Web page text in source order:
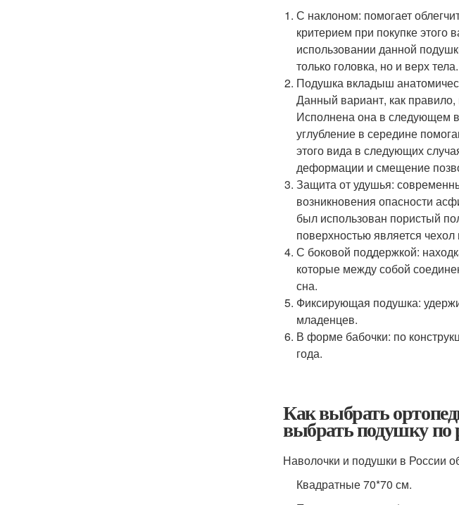
С наклоном: помогает
критерием при покупке этого
использовании данной
только головка, но и верх тела.
Подушка вкладыш
Данный вариант, как
Исполнена она в следующем
углубление в середине
этого вида в следующих
деформации и смещение
Защита от удушья:
возникновения опасности
был использован пористый
поверхностью является
С боковой поддержкой:
которые между собой
сна.
Фиксирующая подушка:
младенцев.
В форме бабочки: по
года.
Как выбрать
выбрать подушку по
Наволочки и подушки в России
Квадратные 70*70 см.